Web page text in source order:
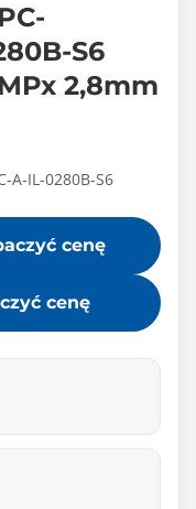
S6
2,8mm
A-IL-0280B-S6
cenę
cenę